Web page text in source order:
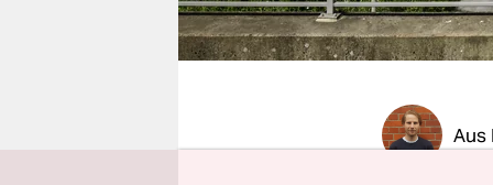
genossenschaft
epaper login
Aus